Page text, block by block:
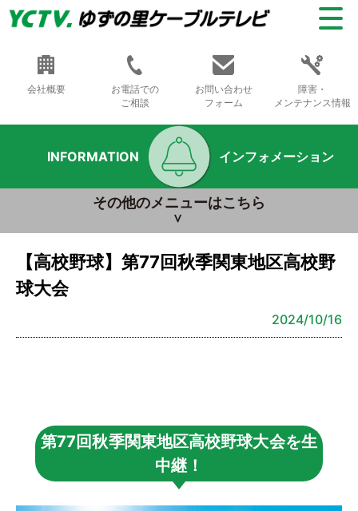
会社概要
お電話での
ご相談
お問い合わせ
フォーム
障害・
メンテナンス情報
INFORMATION インフォメーション
その他のメニューはこちら
【高校野球】第77回秋季関東地区高校野
球大会
2024/10/16
第77回秋季関東地区高校野球大会を生
中継！